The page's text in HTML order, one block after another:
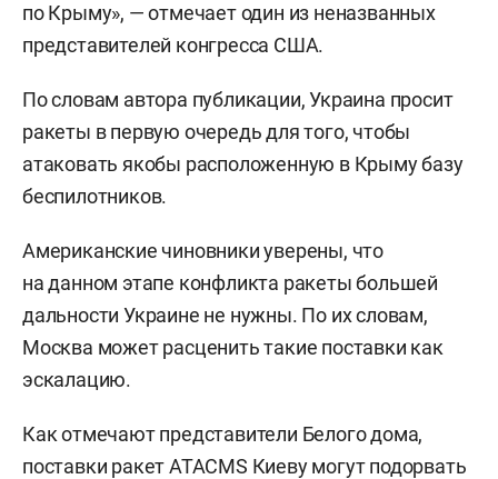
по Крыму», — отмечает один из неназванных
представителей конгресса США.
По словам автора публикации, Украина просит
ракеты в первую очередь для того, чтобы
атаковать якобы расположенную в Крыму базу
беспилотников.
Американские чиновники уверены, что
на данном этапе конфликта ракеты большей
дальности Украине не нужны. По их словам,
Москва может расценить такие поставки как
эскалацию.
Как отмечают представители Белого дома,
поставки ракет ATACMS Киеву могут подорвать